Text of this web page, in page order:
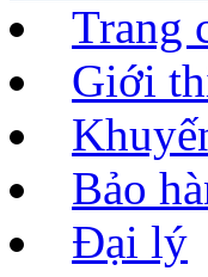
Trang
Giới
Bảo
Đại lý